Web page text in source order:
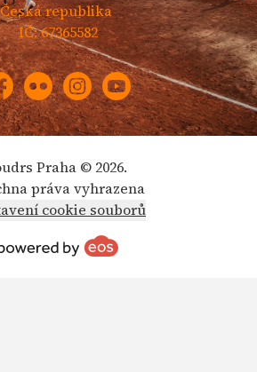
Česká republika
IČ: 67365582
FlickrInstagramYouTube
Praha © 2026.
práva vyhrazena
cookie souborů